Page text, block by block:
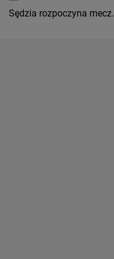
Sędzia rozpoczyna mecz.